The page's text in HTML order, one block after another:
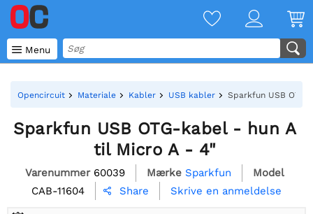
 Menu
Opencircuit Materiale Kabler USB kabler Sparkfun USB
Sparkfun USB OTG-kabel - hun A
til Micro A - 4"
Varenummer 60039 Mærke Sparkfun
Model
CAB-11604
 Share Skrive en anmeldelse